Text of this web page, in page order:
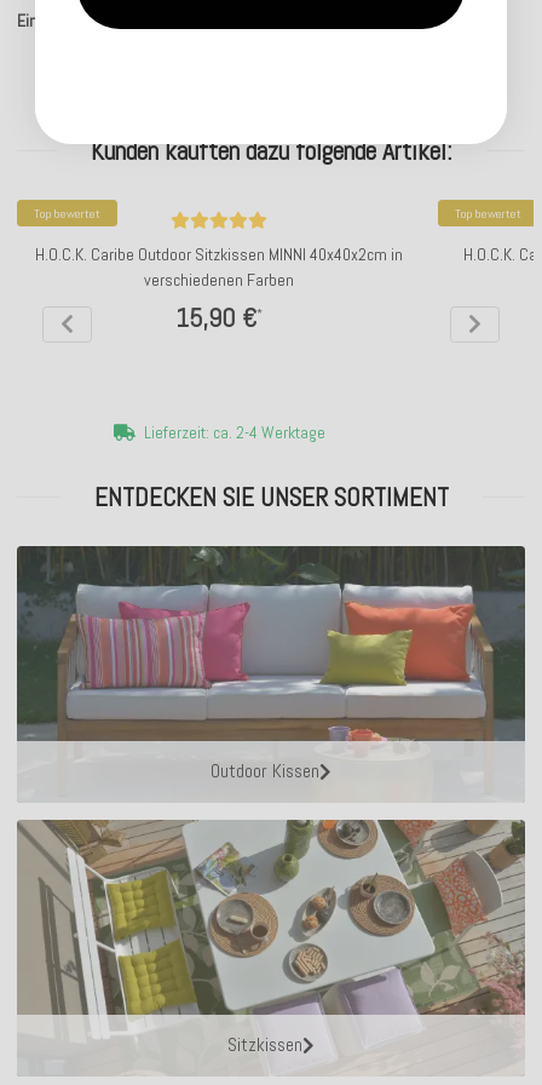
Einträge insgesamt: 4
Kunden kauften dazu folgende Artikel:
Top bewertet
H.O.C.K. Caribe Outdoor Sitzkissen MINNI 40x40x2cm in
verschiedenen Farben
15,90 €*
Lieferzeit: ca. 2-4 Werktage
Top bewertet
H.O.C.K.
ENTDECKEN SIE UNSER SORTIMENT
Outdoor Kissen
Sitzkissen